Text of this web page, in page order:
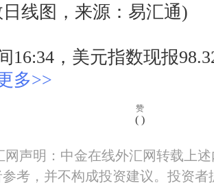
线图，来源：易汇通)
，美元指数现报
多>>
赞
( )
网声明：中金在线外汇网转载上
考，并不构成投资建议。投资